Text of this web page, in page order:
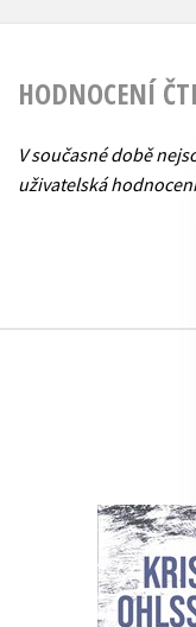
HODNOCENÍ
V současné době
uživatelská